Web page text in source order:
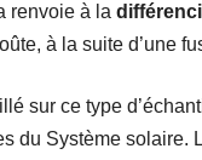
renvoie à la
à la suite d’une
sur ce type
du Système